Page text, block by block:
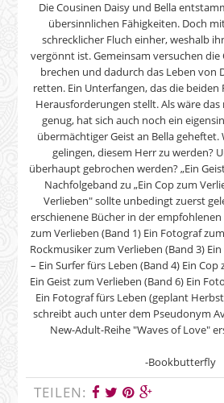
Die Cousinen Daisy und Bella
übersinnlichen Fähigkeiten. Doch
schrecklicher Fluch einher, weshalb
vergönnt ist. Gemeinsam versuchen die
brechen und dadurch das Leben von
retten. Ein Unterfangen, das die
Herausforderungen stellt. Als wäre
genug, hat sich auch noch ein
übermächtiger Geist an Bella
gelingen, diesem Herr zu werden?
überhaupt gebrochen werden? „Ein
Nachfolgeband zu „Ein Cop zum
Verlieben" sollte unbedingt zuerst
erschienene Bücher in der empfohlenen
zum Verlieben (Band 1) Ein Fotograf
Rockmusiker zum Verlieben (Band 3)
– Ein Surfer fürs Leben (Band 4) Ein
Ein Geist zum Verlieben (Band 6) Ein
Ein Fotograf fürs Leben (geplant
schreibt auch unter dem Pseudonym
New-Adult-Reihe "Waves of Love"
-Bookbutterfly
TEILEN: